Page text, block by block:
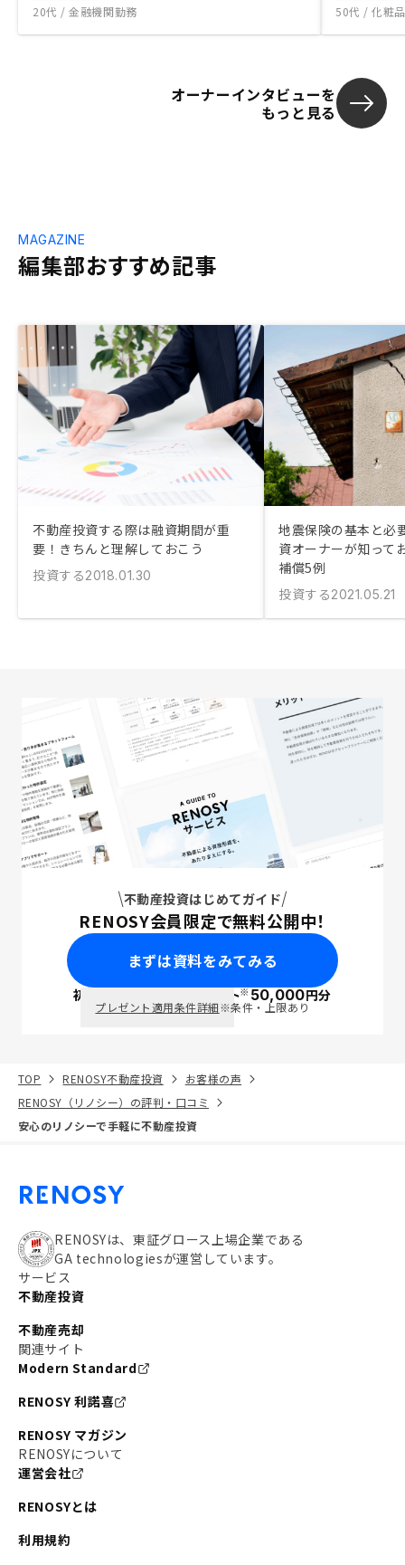
20代 / 金融機関勤務 50代 / 化粧
オーナーインタビューを
もっと見る
編集部おすすめ記事
MAGAZINE
不動産投資する際は融資期間が重
要！きちんと理解しておこう
投資する2018.01.30
地震保険の基本と必
資オーナーが知って
補償5例
投資する2021.05.21
不動産投資はじめてガイド
RENOSY会員限定で無料公開中！
まずは資料をみてみる
初回面談で ポイント※50,000円分
プレゼント適用条件詳細※条件・上限あり
TOP RENOSY不動産投資
お客様の声
RENOSY（リノシー）の評判・口コミ
安心のリノシーで手軽に不動産投資
RENOSYは、東証グロース上場企業である
GA technologiesが運営しています。
サービス
不動産投資
不動産売却
関連サイト
Modern Standard
RENOSY 利諾喜
RENOSY マガジン
RENOSYについて
運営会社
RENOSYとは
利用規約